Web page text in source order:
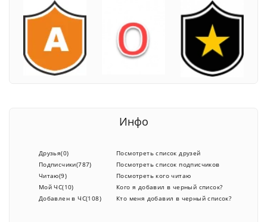
Инфо
Друзья(0)
Подписчики(787)
Читаю(9)
Мой ЧС(10)
Добавлен в ЧС(108)
Посмотреть список друзей
Посмотреть список подписчиков
Посмотреть кого читаю
Кого я добавил в черный список?
Кто меня добавил в черный список?